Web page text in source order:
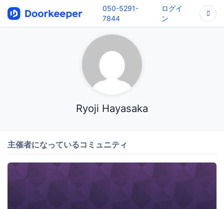
050-5291-
7844
ログイ
ン
Ryoji Hayasaka
主催者になっているコミュニティ